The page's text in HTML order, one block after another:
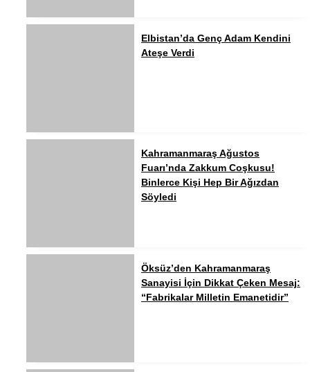
Elbistan’da Genç Adam Kendini
Ateşe Verdi
Kahramanmaraş Ağustos
Fuarı’nda Zakkum Coşkusu!
Binlerce Kişi Hep Bir Ağızdan
Söyledi
Öksüz’den Kahramanmaraş
Sanayisi İçin Dikkat Çeken Mesaj:
“Fabrikalar Milletin Emanetidir”